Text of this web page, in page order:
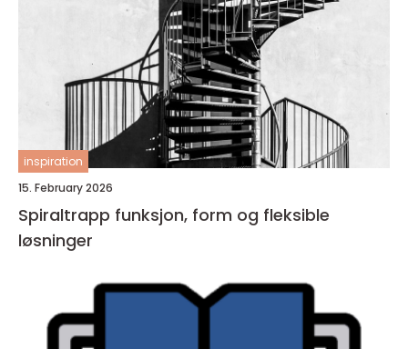
inspiration
15. February 2026
Spiraltrapp funksjon, form og fleksible
løsninger